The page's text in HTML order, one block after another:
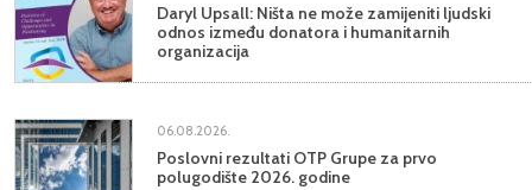
Daryl Upsall: Ništa ne može zamijeniti ljudski
odnos između donatora i humanitarnih
organizacija
06.08.2026.
Poslovni rezultati OTP Grupe za prvo
polugodište 2026. godine